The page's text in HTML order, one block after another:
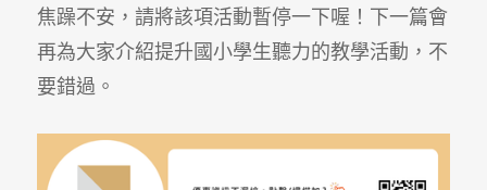
焦躁不安，請將該項活動暫停一下喔！下一篇會
再為大家介紹提升國小學生聽力的教學活動，不
要錯過。